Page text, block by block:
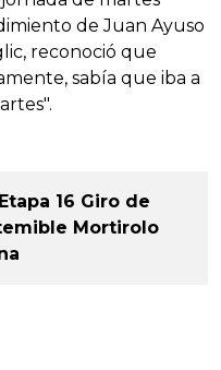
de Juan Ayuso
reconoció que
sabía que iba a
16 Giro de
Mortirolo